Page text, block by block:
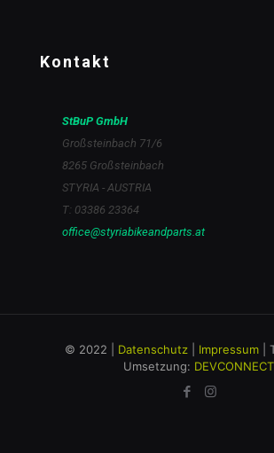
Kontakt
StBuP GmbH
Großsteinbach 71/6
8265 Großsteinbach
STYRIA - AUSTRIA
T: 03386 23364
office@styriabikeandparts.at
© 2022 | Datenschutz Impressum |
Umsetzung: DEVCONNECT